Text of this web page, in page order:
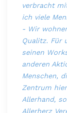
verbracht
ich viele
- Wir
Qualitz. Für
seinen
anderen
Menschen,
Zentrum
Allerhand,
Allerherz